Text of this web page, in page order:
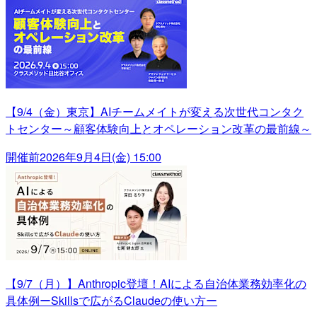
【9/4（金）東京】AIチームメイトが変える次世代コンタク
トセンター～顧客体験向上とオペレーション改革の最前線～
開催前2026年9月4日(金) 15:00
【9/7（月）】Anthropic登壇！AIによる自治体業務効率化の
具体例ーSkillsで広がるClaudeの使い方ー